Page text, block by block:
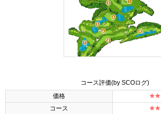
コース評価(by SCOログ)
価格
コース